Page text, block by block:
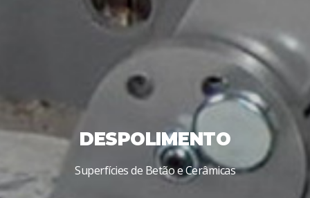
DESPOLIMENTO
Superfícies de Betão e Cerâmicas